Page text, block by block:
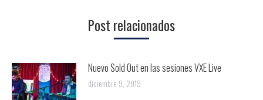
Post relacionados
Nuevo Sold Out en las sesiones VXE Live
diciembre 9, 2019